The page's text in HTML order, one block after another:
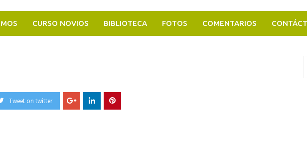
CURSO NOVIOS BIBLIOTECA FOTOS COMENTARIOS
Tweet on twitter